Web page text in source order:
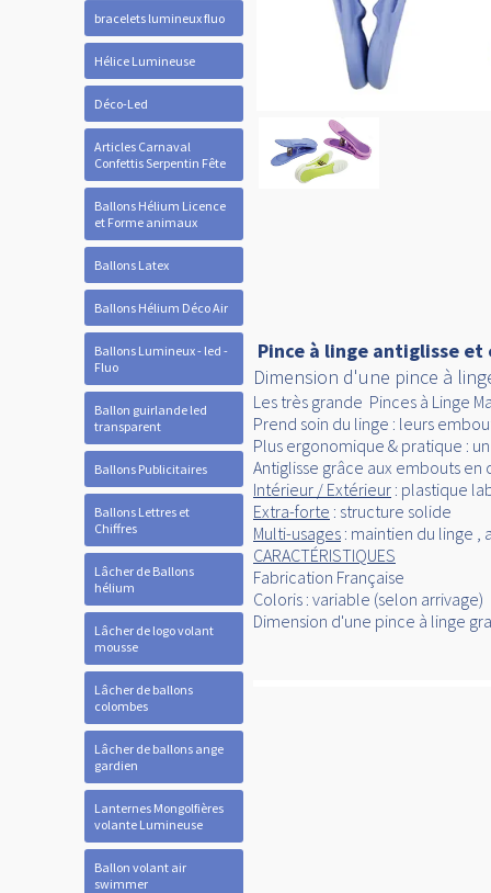
bracelets lumineux fluo
Hélice Lumineuse
Déco-Led
Articles Carnaval
Confettis Serpentin Fête
Ballons Hélium Licence
et Forme animaux
Ballons Latex
Ballons Hélium Déco Air
Ballons Lumineux - led -
Fluo
Ballon guirlande led
transparent
Ballons Publicitaires
Ballons Lettres et
Chiffres
Lâcher de Ballons
hélium
Lâcher de logo volant
mousse
Lâcher de ballons
colombes
Lâcher de ballons ange
gardien
Lanternes Mongolfières
volante Lumineuse
Ballon volant air
swimmer
Pince à linge antiglisse
Dimension d'une pince à
Les très grande Pinces à Linge
Prend soin du linge : leurs
Plus ergonomique & pratique :
Antiglisse grâce aux embouts en
Intérieur / Extérieur : plastique
Extra-forte : structure solide
Multi-usages : maintien du linge
CARACTÉRISTIQUES
Fabrication Française
Coloris : variable (selon arrivage)
Dimension d'une pince à linge